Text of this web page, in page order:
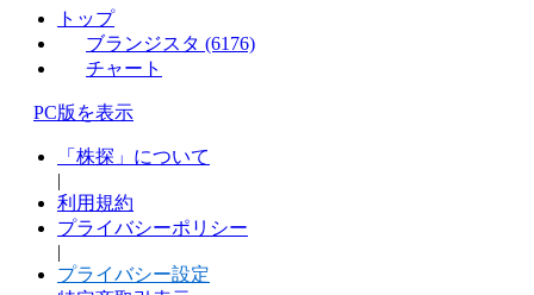
トップ
ブランジスタ (6176)
チャート
PC版を表示
「株探」について
|
利用規約
プライバシーポリシー
|
プライバシー設定